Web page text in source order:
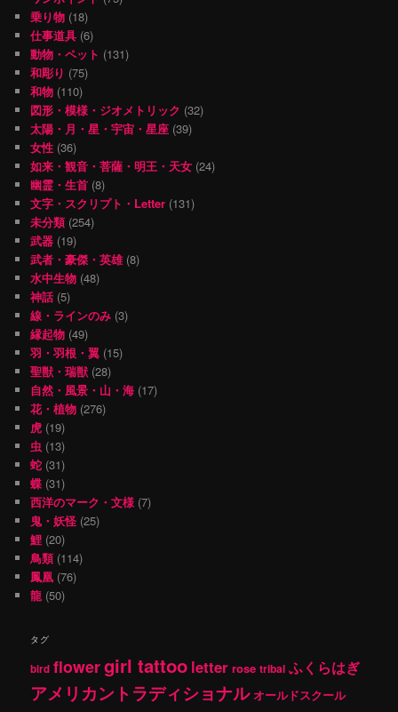
乗り物 (18)
仕事道具 (6)
動物・ペット (131)
和彫り (75)
和物 (110)
図形・模様・ジオメトリック (32)
太陽・月・星・宇宙・星座 (39)
女性 (36)
如来・観音・菩薩・明王・天女 (24)
幽霊・生首 (8)
文字・スクリプト・Letter (131)
未分類(254)
武器 (19)
武者・豪傑・英雄(8)
水中生物 (48)
神話 (5)
線・ラインのみ (3)
縁起物 (49)
羽・羽根・翼 (15)
聖獣・瑞獣 (28)
自然・風景・山・海 (17)
花・植物 (276)
虎 (19)
虫 (13)
蛇 (31)
蝶 (31)
西洋のマーク・文様 (7)
鬼・妖怪 (25)
鯉 (20)
鳥類(114)
鳳凰 (76)
龍 (50)
タグ
bird flowergirl tattoo letter rose tribal ふくらはぎ
アメリカントラディショナル オールドスクール